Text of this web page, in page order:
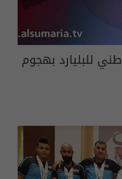
للبليارد بهجوم